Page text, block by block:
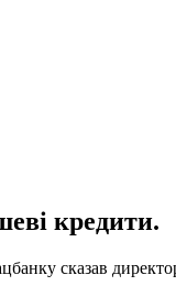
кредити.
сказав